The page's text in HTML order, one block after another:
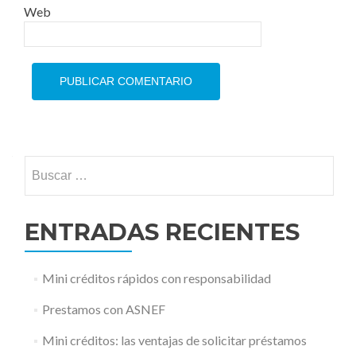
Web
ENTRADAS RECIENTES
Mini créditos rápidos con responsabilidad
Prestamos con ASNEF
Mini créditos: las ventajas de solicitar préstamos